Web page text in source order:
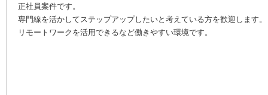
正社員案件です。
専門線を活かしてステップアップしたいと考えている方を歓迎します。
リモートワークを活用できるなど働きやすい環境です。